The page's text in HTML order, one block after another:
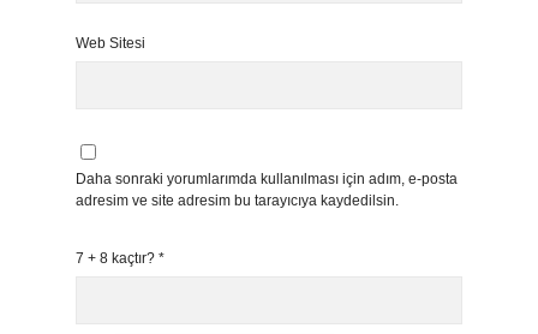
Web Sitesi
Daha sonraki yorumlarımda kullanılması için adım, e-posta
adresim ve site adresim bu tarayıcıya kaydedilsin.
7 + 8 kaçtır? *